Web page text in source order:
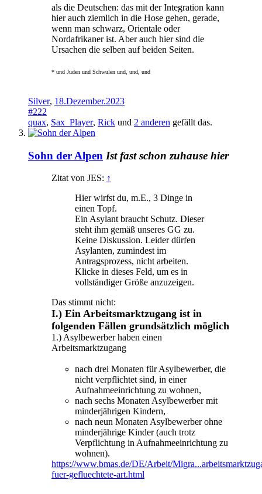
als die Deutschen: das mit der Integration kann
hier auch ziemlich in die Hose gehen, gerade,
wenn man schwarz, Orientale oder
Nordafrikaner ist. Aber auch hier sind die
Ursachen die selben auf beiden Seiten.
* und Juden und Schwulen und, und, und
Silver, 18.Dezember.2023
#222
quax, Sax_Player, Rick und 2 anderen gefällt das.
Sohn der Alpen Ist fast schon zuhause hier
Zitat von JES: ↑
Hier wirfst du, m.E., 3 Dinge in
einen Topf.
Ein Asylant braucht Schutz. Dieser
steht ihm gemäß unseres GG zu.
Keine Diskussion. Leider dürfen
Asylanten, zumindest im
Antragsprozess, nicht arbeiten.
Klicke in dieses Feld, um es in
vollständiger Größe anzuzeigen.
Das stimmt nicht:
I.) Ein Arbeitsmarktzugang ist in
folgenden Fällen grundsätzlich möglich
1.) Asylbewerber haben einen
Arbeitsmarktzugang
nach drei Monaten für Asylbewerber, die
nicht verpflichtet sind, in einer
Aufnahmeeinrichtung zu wohnen,
nach sechs Monaten Asylbewerber mit
minderjährigen Kindern,
nach neun Monaten Asylbewerber ohne
minderjährige Kinder (auch trotz
Verpflichtung in Aufnahmeeinrichtung zu
wohnen).
https://www.bmas.de/DE/Arbeit/
fuer-gefluechtete-art.html